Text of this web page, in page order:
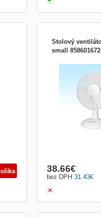
Stolový
small
chod; 3 rýchlosti
(otáčanie v
chránená mriežkou
poraneniam;
Rozmery Š x V x H
Hmotnosť : 1,8 kg;
31.43€
bez DPH
38.66€